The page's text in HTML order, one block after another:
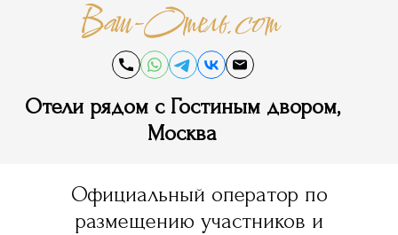
Отели рядом с Гостиным двором,
Москва
Официальный оператор по
размещению участников и